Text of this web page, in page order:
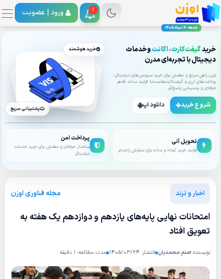
جمعه - 16 مرداد 1405
1 ورود | عضویت
خریدگیفت‌کارت، اکانتوخدمات
دیجیتال با تجربه‌ای مدرن
اوزن راهی سریع و مطمئن برای خرید سرویس‌های دیجیتال،
پرداخت‌های ارزی و گیفت‌کارت‌هاست؛با فرایند ساده، ظاهر
حرفه‌ای و پشتیبانی پاسخ‌گو.
شروع خرید دانلود اپ
خرید هوشمند
پشتیبانی سریع
تحویل آنی
فرایند خرید کوتاه و ساده برای سفارش راحت‌تر
پرداخت امن
ساختار حرفه‌ای و مطمئن برای خرید خدمات
دیجیتال
اخبار و ترند مجله فناوری اوزن
امتحانات نهایی پایه‌های یازدهم و دوازدهم یک هفته به
تعویق افتاد
نویسنده:صنم محمدیان انتشار: ۱۴۰۵/۰۳/۲۴ مدت مطالعه: ۱ دقیقه